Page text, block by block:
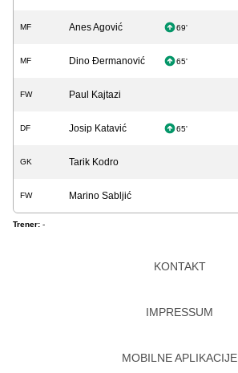
MF Anes Agović 69'
MF Dino Đermanović 65'
FW Paul Kajtazi
DF Josip Katavić 65'
GK Tarik Kodro
FW Marino Sabljić
Trener: -
KONTAKT
IMPRESSUM
MOBILNE APLIKACIJE